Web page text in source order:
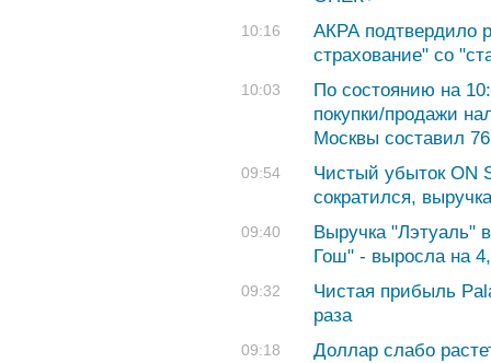
10:16
АКРА подтвердило
страхование" со
10:03
По состоянию на
покупки/продажи
Москвы составил
09:54
Чистый убыток ON
сократился,
09:40
Выручка "Лэтуаль"
Гош" - выросла на
09:32
Чистая прибыль
раза
09:18
Доллар слабо